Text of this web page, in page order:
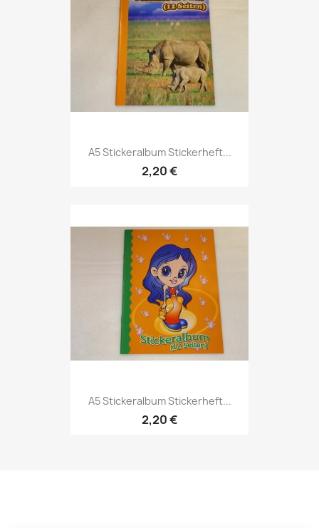
A5 Stickeralbum Stickerheft...
2,20 €
A5 Stickeralbum Stickerheft...
2,20 €